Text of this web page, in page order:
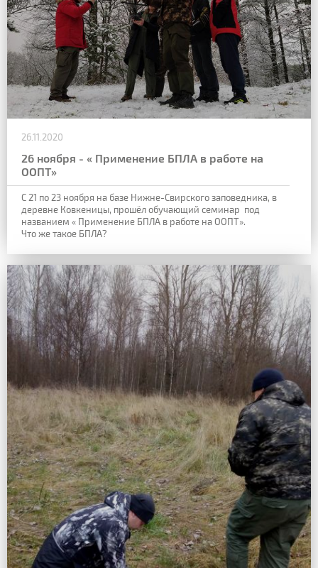
26.11.2020
26 ноября - « Применение БПЛА в работе на
ООПТ»
С 21 по 23 ноября на базе Нижне-Свирского заповедника, в
деревне Ковкеницы, прошёл обучающий семинар под
названием « Применение БПЛА в работе на ООПТ».
Что же такое БПЛА?